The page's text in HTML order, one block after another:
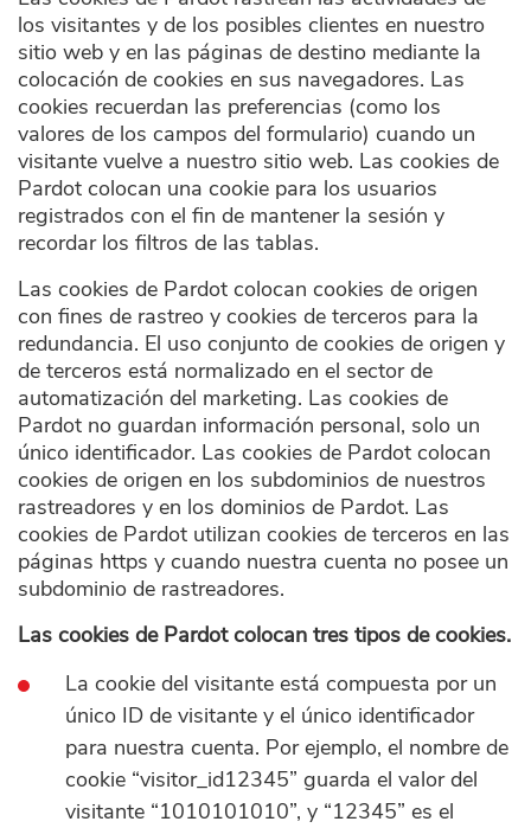
los visitantes y de los posibles clientes en nuestro
sitio web y en las páginas de destino mediante la
colocación de cookies en sus navegadores. Las
cookies recuerdan las preferencias (como los
valores de los campos del formulario) cuando un
visitante vuelve a nuestro sitio web. Las cookies de
Pardot colocan una cookie para los usuarios
registrados con el fin de mantener la sesión y
recordar los filtros de las tablas.
Las cookies de Pardot colocan cookies de origen
con fines de rastreo y cookies de terceros para la
redundancia. El uso conjunto de cookies de origen y
de terceros está normalizado en el sector de
automatización del marketing. Las cookies de
Pardot no guardan información personal, solo un
único identificador. Las cookies de Pardot colocan
cookies de origen en los subdominios de nuestros
rastreadores y en los dominios de Pardot. Las
cookies de Pardot utilizan cookies de terceros en las
páginas https y cuando nuestra cuenta no posee un
subdominio de rastreadores.
Las cookies de Pardot colocan tres tipos de cookies.
La cookie del visitante está compuesta por un
único ID de visitante y el único identificador
para nuestra cuenta. Por ejemplo, el nombre de
cookie “visitor_id12345” guarda el valor del
visitante “1010101010”, y “12345” es el